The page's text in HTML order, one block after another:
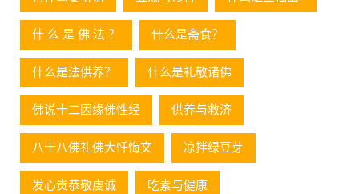
什 么 是 佛 法 ？ 什么是斋食？
什么是法供养？ 什么是礼敬诸佛
佛说十二因缘佛性经 供养与救济
八十八佛礼佛大忏悔文 凉拌绿豆芽
发心贵恭敬虔诚 吃素与健康